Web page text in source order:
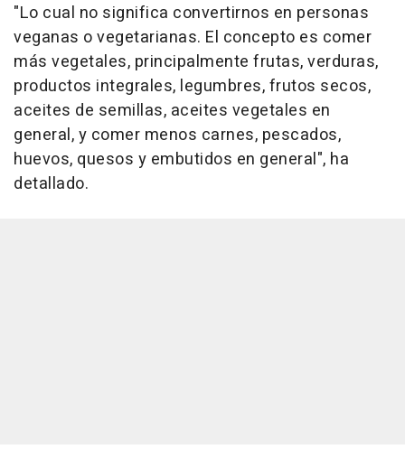
"Lo cual no significa convertirnos en personas
veganas o vegetarianas. El concepto es comer
más vegetales, principalmente frutas, verduras,
productos integrales, legumbres, frutos secos,
aceites de semillas, aceites vegetales en
general, y comer menos carnes, pescados,
huevos, quesos y embutidos en general", ha
detallado.